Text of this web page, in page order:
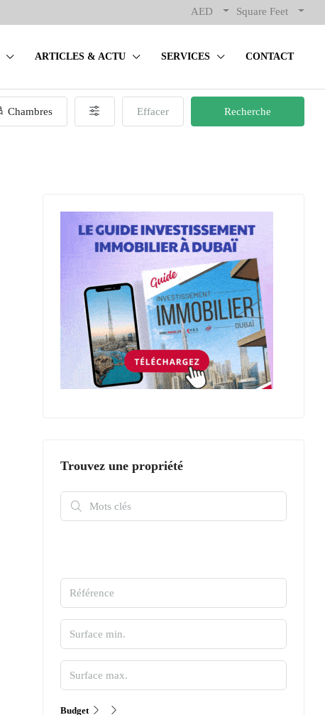
AED Square Feet
ARTICLES & ACTU SERVICES CONTACT
Chambres Effacer Recherche
Trouvez une propriété
Budget